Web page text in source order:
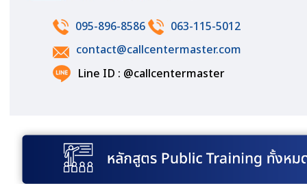
095-896-8586
063-115-5012
contact@callcentermaster.com
Line ID : @callcentermaster